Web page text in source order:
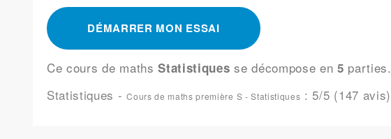
DÉMARRER MON ESSAI
Ce cours de mathsStatistiques se décompose en 5 parties.
Statistiques -Cours de maths première S - Statistiques : 5/5 (147 avis)